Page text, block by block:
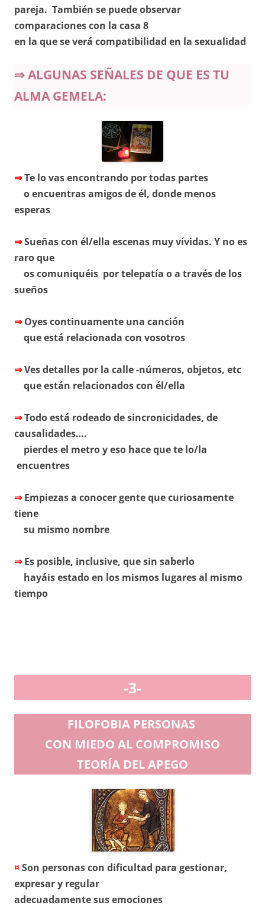
pareja. También se puede observar
comparaciones con la casa 8
en la que se verá compatibilidad en la sexualidad
⇒ ALGUNAS SEÑALES DE QUE ES TU
ALMA GEMELA:
⇒Te lo vas encontrando por todas partes
o encuentras amigos de él, donde menos
esperas
⇒Sueñas con él/ella escenas muy vívidas. Y no es
raro que
os comuniquéis por telepatía o a través de los
sueños
⇒Oyes continuamente una canción
que está relacionada con vosotros
⇒Ves detalles por la calle -números, objetos, etc
que están relacionados con él/ella
⇒Todo está rodeado de sincronicidades, de
causalidades….
pierdes el metro y eso hace que te lo/la
encuentres
⇒Empiezas a conocer gente que curiosamente
tiene
su mismo nombre
⇒Es posible, inclusive, que sin saberlo
hayáis estado en los mismos lugares al mismo
tiempo
-3-
FILOFOBIA PERSONAS
CON MIEDO AL COMPROMISO
TEORÍA DEL APEGO
¤ Son personas con dificultad para gestionar,
expresar y regular
adecuadamente sus emociones